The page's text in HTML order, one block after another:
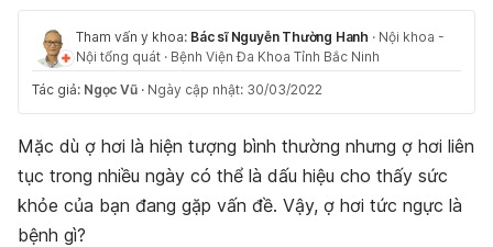
Tham vấn y khoa: Bác sĩ Nguyễn Thường Hanh · Nội khoa -
Nội tổng quát · Bệnh Viện Đa Khoa Tỉnh Bắc Ninh
Tác giả: Ngọc Vũ · Ngày cập nhật: 30/03/2022
Mặc dù ợ hơi là hiện tượng bình thường nhưng ợ hơi liên
tục trong nhiều ngày có thể là dấu hiệu cho thấy sức
khỏe của bạn đang gặp vấn đề. Vậy, ợ hơi tức ngực là
bệnh gì?